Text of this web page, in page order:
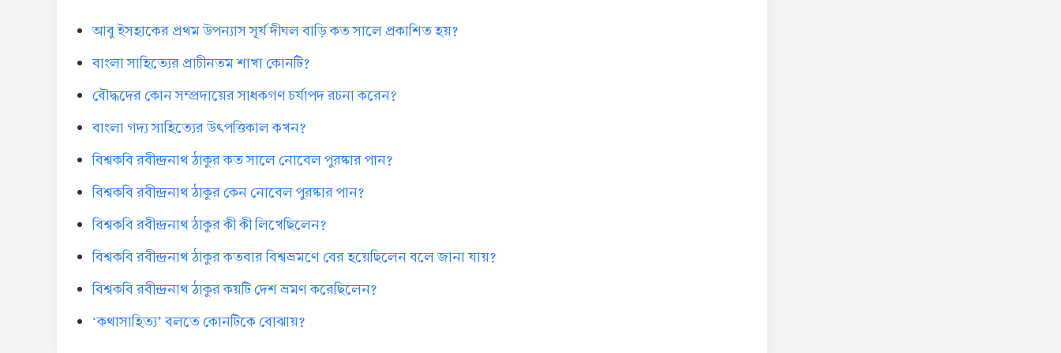
আবু ইসহাকের প্রথম উপন্যাস সূর্য দীঘল বাড়ি কত সালে প্রকাশিত হয়?
বাংলা সাহিত্যের প্রাচীনতম শাখা কোনটি?
বৌদ্ধদের কোন সম্প্রদায়ের সাধকগণ চর্যাপদ রচনা করেন?
বাংলা গদ্য সাহিত্যের উৎপত্তিকাল কখন?
বিশ্বকবি রবীন্দ্রনাথ ঠাকুর কত সালে নোবেল পুরষ্কার পান?
বিশ্বকবি রবীন্দ্রনাথ ঠাকুর কেন নোবেল পুরষ্কার পান?
বিশ্বকবি রবীন্দ্রনাথ ঠাকুর কী কী লিখেছিলেন?
বিশ্বকবি রবীন্দ্রনাথ ঠাকুর কতবার বিশ্বভ্রমণে বের হয়েছিলেন বলে জানা যায়?
বিশ্বকবি রবীন্দ্রনাথ ঠাকুর কয়টি দেশ ভ্রমণ করেছিলেন?
‘কথাসাহিত্য’ বলতে কোনটিকে বোঝায়?